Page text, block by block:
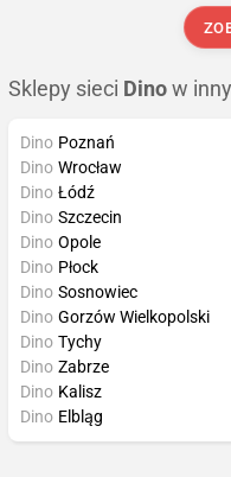
Sklepy sieci Dino w
Dino Poznań
Dino Wrocław
Dino Łódź
Dino Szczecin
Dino Opole
Dino Płock
Dino Sosnowiec
Dino Gorzów Wielkopolski
Dino Tychy
Dino Zabrze
Dino Kalisz
Dino Elbląg